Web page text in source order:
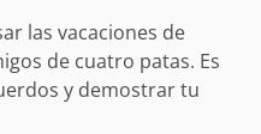
las vacaciones de
de cuatro patas. Es
y demostrar tu